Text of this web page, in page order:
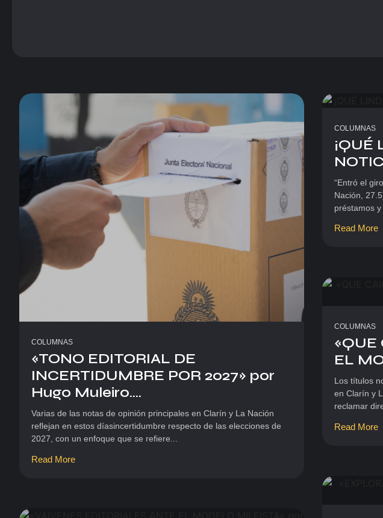
COLUMNAS
«TONO EDITORIAL DE
INCERTIDUMBRE POR 2027» por
Hugo Muleiro....
Varias de las notas de opinión principales en Clarín y La Nación
reflejan en estos díasincertidumbre respecto de las elecciones de
2027, con un enfoque que se refiere...
Read More
COLUMNAS
¡QUÉ
“Entró el
Nación,
préstamos y
Read More
COLUMNAS
«QUE
EL
Los títulos
en Clarín y
reclamar
Read More